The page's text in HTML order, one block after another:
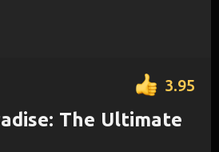
3.95
The Ultimate